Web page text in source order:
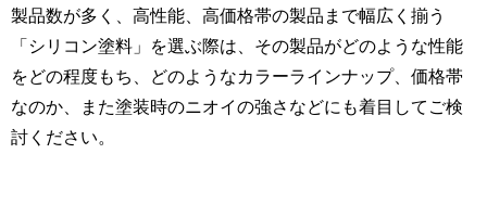
製品数が多く、高性能、高価格帯の製品まで幅広く揃う
「シリコン塗料」を選ぶ際は、その製品がどのような性能
をどの程度もち、どのようなカラーラインナップ、価格帯
なのか、また塗装時のニオイの強さなどにも着目してご検
討ください。